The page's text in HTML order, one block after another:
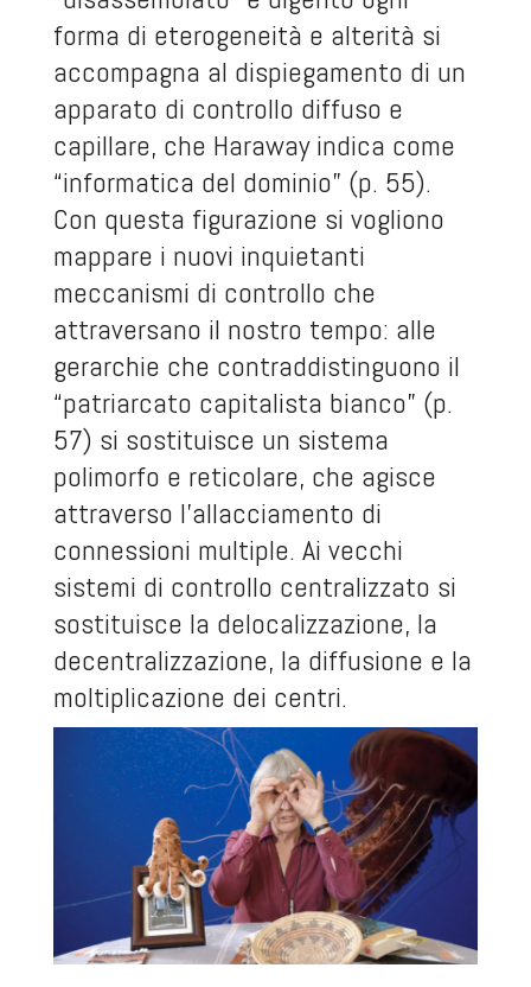
forma di eterogeneità e alterità si
accompagna al dispiegamento di un
apparato di controllo diffuso e
capillare, che Haraway indica come
“informatica del dominio” (p. 55).
Con questa figurazione si vogliono
mappare i nuovi inquietanti
meccanismi di controllo che
attraversano il nostro tempo: alle
gerarchie che contraddistinguono il
“patriarcato capitalista bianco” (p.
57) si sostituisce un sistema
polimorfo e reticolare, che agisce
attraverso l’allacciamento di
connessioni multiple. Ai vecchi
sistemi di controllo centralizzato si
sostituisce la delocalizzazione, la
decentralizzazione, la diffusione e la
moltiplicazione dei centri.